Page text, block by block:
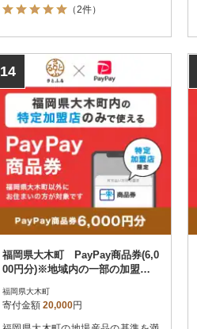
はPayPay商品券を受け取れませんの
（2件）
14
福岡県大木町 PayPay商品券(6,0
00円分)※地域内の一部の加盟店
福岡県大木町
寄付金額 20,000円